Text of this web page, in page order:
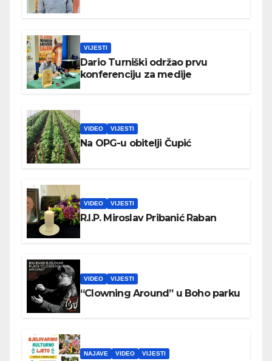
VIJESTI
Dario Turniški održao prvu
konferenciju za medije
VIDEO VIJESTI
Na OPG-u obitelji Čupić
VIDEO VIJESTI
R.I.P. Miroslav Pribanić Raban
VIDEO VIJESTI
“Clowning Around” u Boho parku
NAJAVE VIDEO VIJESTI